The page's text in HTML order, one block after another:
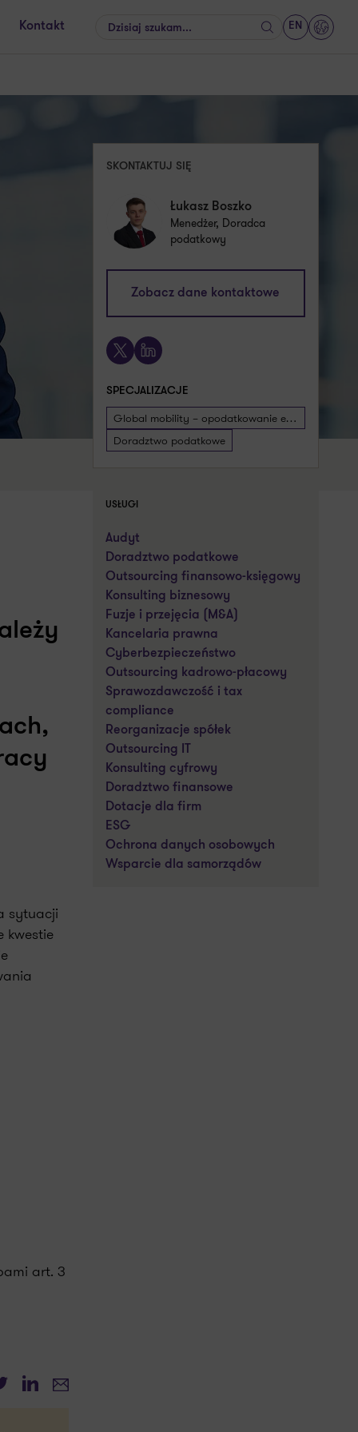
Kontakt Szukaj
EN
SKONTAKTUJ SIĘ
Łukasz Boszko
Menedżer, Doradca
podatkowy
Zobacz dane kontaktowe
X LinkedIn
SPECJALIZACJE
Global mobility – opodatkowanie ekspatów
Doradztwo podatkowe
USŁUGI
Audyt
Doradztwo podatkowe
Outsourcing finansowo-księgowy
Konsulting biznesowy
Fuzje i przejęcia (M&A)
Kancelaria prawna
Cyberbezpieczeństwo
Outsourcing kadrowo-płacowy
Sprawozdawczość i tax
compliance
Reorganizacje spółek
Outsourcing IT
Konsulting cyfrowy
Doradztwo finansowe
Dotacje dla firm
ESG
Ochrona danych osobowych
Wsparcie dla samorządów
sytuacji
kwestie
art. 3
LinkedIn
E-mail